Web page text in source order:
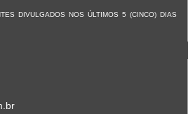
DIVULGADOS NOS ÚLTIMOS 5 (CINCO) DIAS